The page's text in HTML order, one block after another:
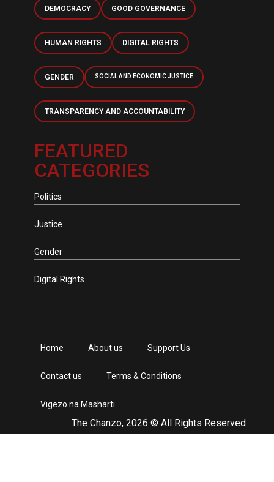
DEMOCRACY GOOD GOVERNANCE
HUMAN RIGHTS DIGITAL RIGHTS
GENDER SOCIAL AND ECONOMIC JUSTICE
TRANSPARENCY AND ACCOUNTABILITY
FEATURED
CATEGORIES
Politics
Justice
Gender
Digital Rights
The Chanzo, 2026 © All Rights Reserved
Home About us Support Us
Contact us Terms & Conditions
Vigezo na Masharti